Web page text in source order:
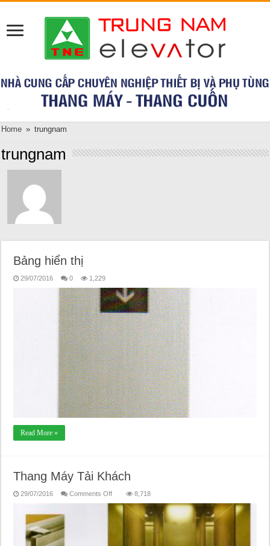
Home » trungnam
trungnam
Bảng hiển thị
29/07/2016 0 1,229
Read More »
Thang Máy Tải Khách
29/07/2016 Comments Offon
Máy
Tải
8,718